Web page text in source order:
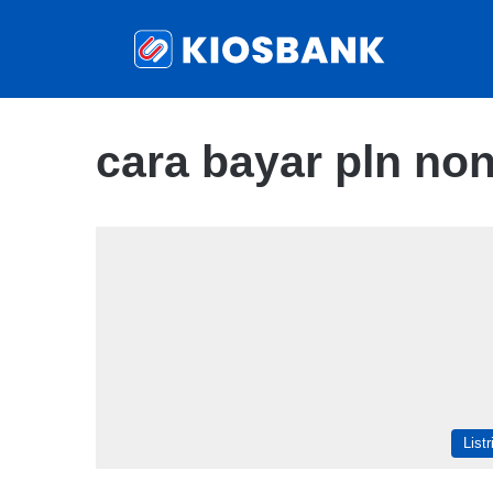
cara bayar pln